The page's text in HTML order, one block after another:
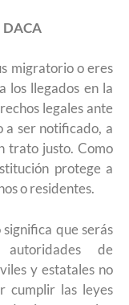
DACA
migratorio o eres
los llegados en la
legales ante
a ser notificado, a
trato justo. Como
protege a
o residentes.
que serás
de
y estatales no
cumplir las leyes